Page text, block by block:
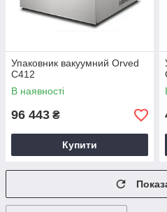
Упаковник вакуумний Orved
С412
В наявності
96 443 ₴
Купити